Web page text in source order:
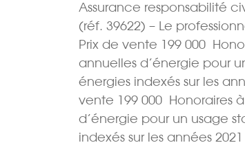
Assurance responsabilité
(réf. 39622) – Le
Prix de vente 199 000 
annuelles d’énergie pour
énergies indexés sur les
vente 199 000 
d’énergie pour un usage
indexés sur les années